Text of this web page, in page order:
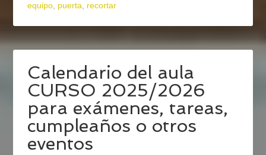
equipo, puerta, recortar
Calendario del aula
CURSO 2025/2026
para exámenes, tareas,
cumpleaños o otros
eventos